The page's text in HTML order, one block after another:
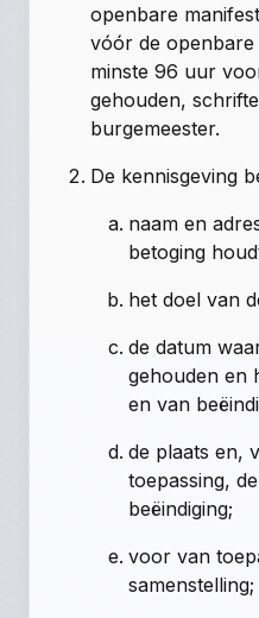
openbare
vóór de openbare
minste 96 uur
gehouden,
burgemeester.
De kennisgeving
naam en
betoging
het doel van
de datum
gehouden en
en van
de plaats en,
toepassing,
beëindiging;
voor van